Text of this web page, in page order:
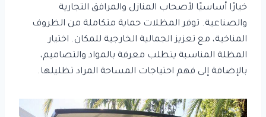
خيارًا أساسيًا لأصحاب المنازل والمرافق التجارية
والصناعية. توفر المظلات حماية متكاملة من الظروف
المناخية، مع تعزيز الجمالية الخارجية للمكان. اختيار
المظلة المناسبة يتطلب معرفة بالمواد والتصاميم،
بالإضافة إلى فهم احتياجات المساحة المراد تظليلها.